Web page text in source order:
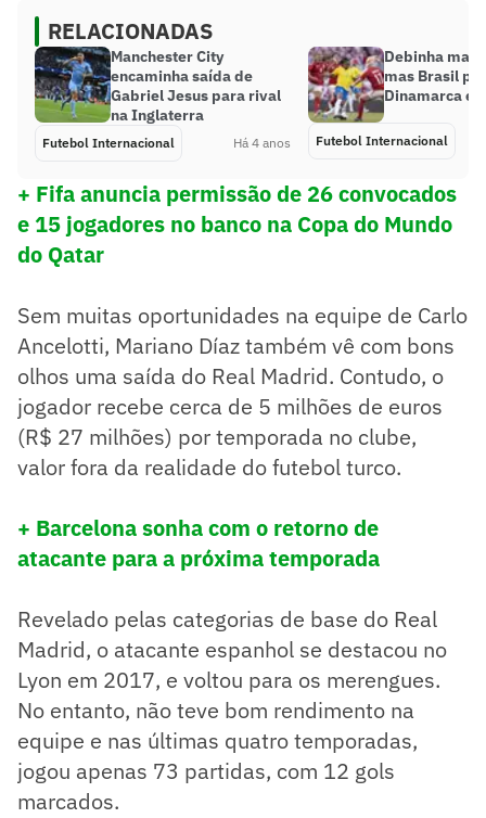
RELACIONADAS
Manchester City
encaminha saída de
Gabriel Jesus para rival
na Inglaterra
Futebol Internacional Há 4 anos
Debinha
mas Brasil
Dinamarca
Futebol Internacional
+ Fifa anuncia permissão de 26 convocados
e 15 jogadores no banco na Copa do Mundo
do Qatar
Sem muitas oportunidades na equipe de Carlo
Ancelotti, Mariano Díaz também vê com bons
olhos uma saída do Real Madrid. Contudo, o
jogador recebe cerca de 5 milhões de euros
(R$ 27 milhões) por temporada no clube,
valor fora da realidade do futebol turco.
+ Barcelona sonha com o retorno de
atacante para a próxima temporada
Revelado pelas categorias de base do Real
Madrid, o atacante espanhol se destacou no
Lyon em 2017, e voltou para os merengues.
No entanto, não teve bom rendimento na
equipe e nas últimas quatro temporadas,
jogou apenas 73 partidas, com 12 gols
marcados.